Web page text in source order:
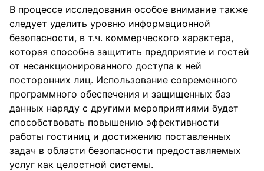
В процессе исследования особое внимание также
следует уделить уровню информационной
безопасности, в т.ч. коммерческого характера,
которая способна защитить предприятие и гостей
от несанкционированного доступа к ней
посторонних лиц. Использование современного
программного обеспечения и защищенных баз
данных наряду с другими мероприятиями будет
способствовать повышению эффективности
работы гостиниц и достижению поставленных
задач в области безопасности предоставляемых
услуг как целостной системы.